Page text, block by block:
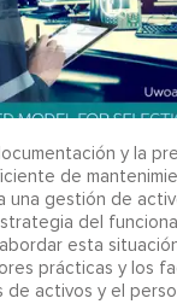
y la
de
una gestión de
del
esta
prácticas y los
de activos y el